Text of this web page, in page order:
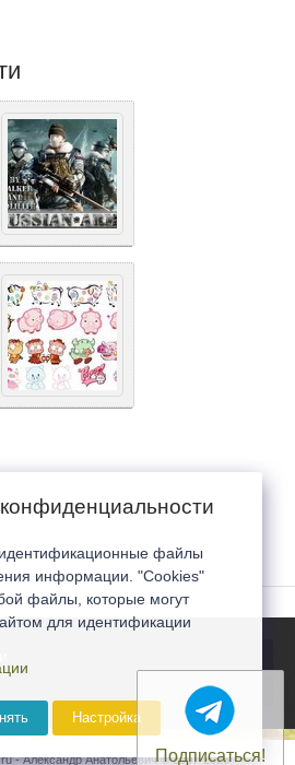
- Александр Анатольевич © 2007-2026
Подписаться!
файлы
информации. "Cookies"
файлы, которые могут
для идентификации
Настройка